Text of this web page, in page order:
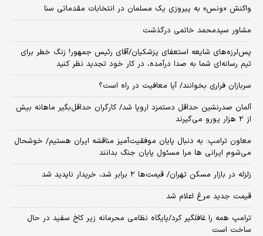
واکنش «ونس» به پیروزی یک مسلمان در انتخابات مقدماتی سنا
مشاور سیدمحمد خاتمی درگذشت
پس‌لرزه‌های شایعه استعفای پزشکیان/آقای رئیس جمهور! زنگ خطر برای
تیم رسانه‌ای شما به صدا درآمده، در کار خود تجدید نظر کنید
سربازان فراری بخوانند/ آیا معافیت در راه است؟
آلمان صدرنشین حداقل دستمزد اروپا شد/ کارگران حداقل‌بگیر ماهانه بیش
از ۲ هزار یورو می‌گیرند
معاون ترامپ: به دنبال پایان موفقیت‌آمیز مناقشه ایران هستیم/ خوشحال
می‌شوم ایرانی ها مرا مسئول پایان جنگ بدانند
زلزله در بازار مسکن تهران/ قیمت‌ها ۲ برابر شد، خریدار ناپدید شد
قیمت جدید مرغ اعلام شد
ترامپ همه را غافلگیر کرد/پایگاه نظامی محرمانه زیر کاخ سفید در حال
ساخت است